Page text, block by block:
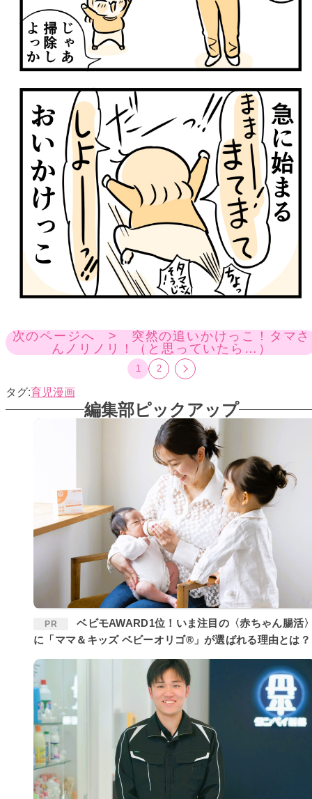
次のページへ > 突然の追いかけっこ！タマさ
んノリノリ！（と思っていたら…）
1 2
育児漫画
編集部ピックアップ
PR
ベビモAWARD1位！いま注目の〈赤ちゃん腸活〉
に「ママ＆キッズ ベビーオリゴ®」が選ばれる理由とは？